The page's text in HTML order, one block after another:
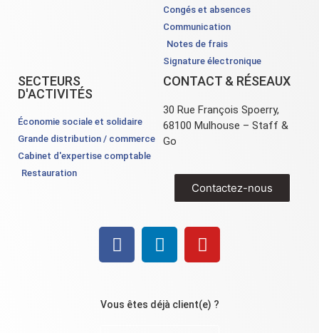
Congés et absences
Communication
Notes de frais
Signature électronique
SECTEURS
D'ACTIVITÉS
Économie sociale et solidaire
Grande distribution / commerce
Cabinet d'expertise comptable
Restauration
CONTACT & RÉSEAUX
30 Rue François Spoerry,
68100 Mulhouse – Staff &
Go
Contactez-nous
Vous êtes déjà client(e) ?